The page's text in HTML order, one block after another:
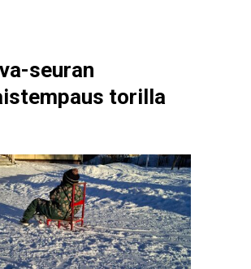
seuran
torilla